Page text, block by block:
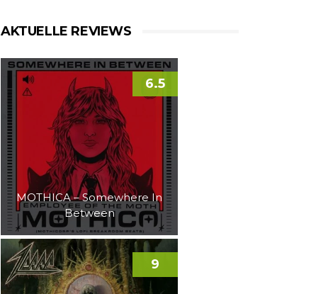
AKTUELLE REVIEWS
MOTHICA – Somewhere In
Between
6.5
9